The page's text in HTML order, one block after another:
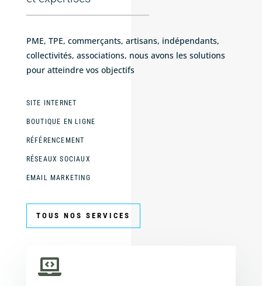
PME, TPE, commerçants, artisans, indépendants,
collectivités, associations, nous avons les solutions
pour atteindre vos objectifs
SITE INTERNET
BOUTIQUE EN LIGNE
RÉFÉRENCEMENT
RÉSEAUX SOCIAUX
EMAIL MARKETING
TOUS NOS SERVICES
